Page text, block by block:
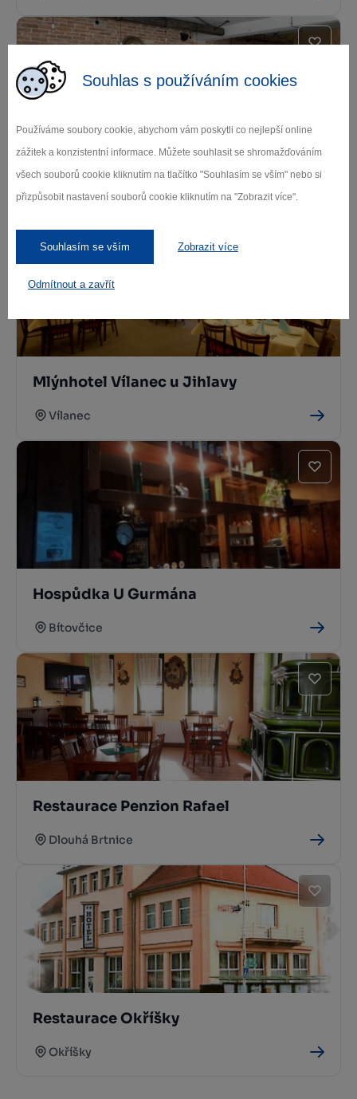
Souhlas s používáním cookies
Používáme soubory cookie, abychom vám poskytli co nejlepší online
zážitek a konzistentní informace. Můžete souhlasit se shromažďováním
všech souborů cookie kliknutím na tlačítko "Souhlasím se vším" nebo si
přizpůsobit nastavení souborů cookie kliknutím na "Zobrazit více".
Souhlasím se vším Zobrazit více
Odmítnout a zavřít
Kolnička
Luka nad Jihlavou
Mlýnhotel Vílanec u Jihlavy
Vílanec
Hospůdka U Gurmána
Bítovčice
Restaurace Penzion Rafael
Dlouhá Brtnice
Restaurace Okříšky
Okříšky